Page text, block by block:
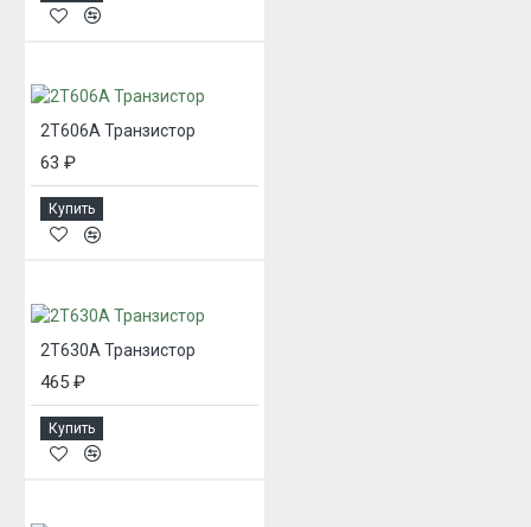
2Т606А Транзистор
63 ₽
Купить
2Т630А Транзистор
465 ₽
Купить